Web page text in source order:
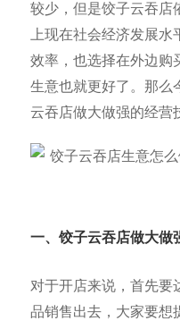
较少，但是饺子云吞店
上现在社会经济发展
效率，也选择在外边购
生意也就更好了。那么
云吞店做大做强的经营
一、饺子云吞店做大做
对于开店来说，首先要
品销售出去，大家要想